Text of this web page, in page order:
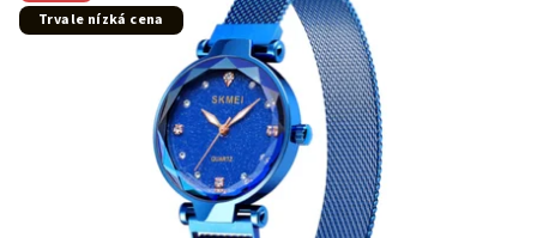
Trvale nízká cena